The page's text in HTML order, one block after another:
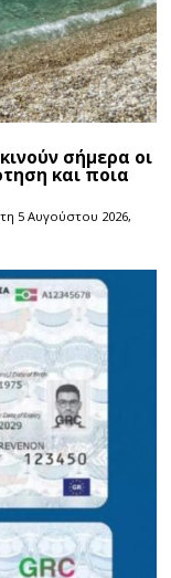
σήμερα οι
και ποια
5 Αυγούστου 2026,